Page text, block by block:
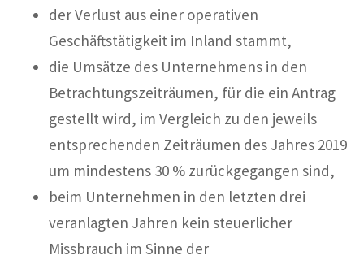
der Verlust aus einer operativen
Geschäftstätigkeit im Inland stammt,
die Umsätze des Unternehmens in den
Betrachtungszeiträumen, für die ein Antrag
gestellt wird, im Vergleich zu den jeweils
entsprechenden Zeiträumen des Jahres 2019
um mindestens 30 % zurückgegangen sind,
beim Unternehmen in den letzten drei
veranlagten Jahren kein steuerlicher
Missbrauch im Sinne der